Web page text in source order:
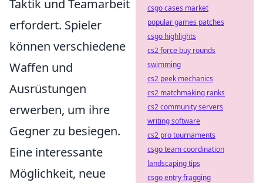
Taktik und Teamarbeit
erfordert. Spieler
können verschiedene
Waffen und
Ausrüstungen
erwerben, um ihre
Gegner zu besiegen.
Eine interessante
Möglichkeit, neue
csgo cases market
popular games patches
csgo highlights
cs2 force buy rounds
swimming
cs2 peek mechanics
cs2 matchmaking ranks
cs2 community servers
writing software
cs2 pro tournaments
csgo team coordination
landscaping tips
csgo entry fragging